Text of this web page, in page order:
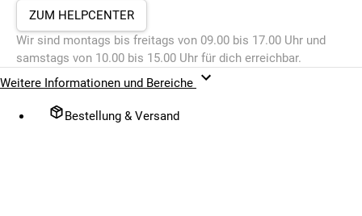
ZUM HELPCENTER
Wir sind montags bis freitags von 09.00 bis 17.00 Uhr und
samstags von 10.00 bis 15.00 Uhr für dich erreichbar.
Weitere Informationen und Bereiche
Bestellung & Versand